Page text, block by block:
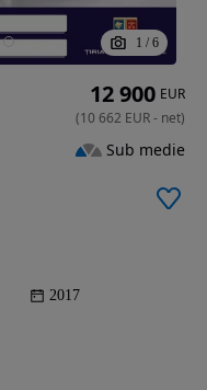
1 / 6
2017
12 900 EUR
(10 662 EUR- net)
Sub medie